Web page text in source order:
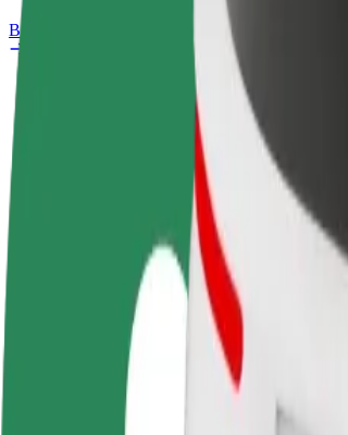
Bolt Plus
Maswali yanayoulizwa sana
Pata pesa kwa
masharti yako
Kuwa tarishi
Wasilisha chakula na
kila wiki
Jinsi ya kufika kutoka Atrium
Unatafuta njia bora ya kufika kutoka Atrium